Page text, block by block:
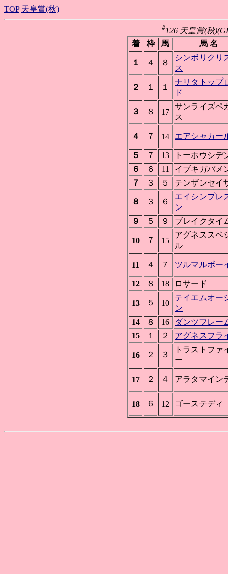
TOP 天皇賞(秋)
#126 天皇賞(秋
着
枠 馬 馬 名
１ ４ ８
シンボリクリ
ス
２ １ １
ナリタトップ
ド
３ ８ 17
サンライズペ
ス
４ ７ 14 エアシャカー
５ ７ 13
トーホウシデ
６
６ 11
イブキガバメ
７
３ ５ テンザンセイ
８ ３ ６
エイシンプレ
ン
９
５ ９ ブレイクタイ
10 ７ 15
アグネススペ
ル
11 ４ ７ ツルマルボー
12 ８ 18 ロサード
13 ５ 10
テイエムオー
ン
14
８ 16
ダンツフレー
15
１ ２ アグネスフラ
16 ２ ３
トラストファ
ー
17 ２ ４ アラタマイン
18 ６ 12 ゴーステディ